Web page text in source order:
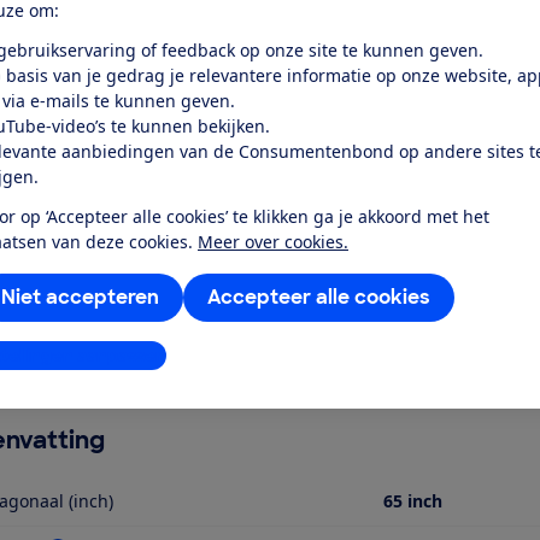
om:
of feedback op onze site te kunnen geven.
basis van je gedrag je relevantere informatie op onze website,
e-mails te kunnen geven.
video’s te kunnen bekijken.
aanbiedingen van de Consumentenbond op andere sites
op ‘Accepteer alle cookies’ te klikken ga je akkoord met het
van deze cookies. Meer over cookies.
Accepteer alle cookies
Niet accepteren
aanpassen
dit product
door de Consumentenbond
65PUS8000/12 is een lcd-led-tv met een
4K schermresolutie (3840 x 2160 pixels) en is geschikt
meer apps voor Netflix en Youtube. Je verbindt de tv met
met een opgegeven totaal vermogen van 20
ingangen (waaronder een HDMI-ARC/eARC ingang) en 2
geluidsuitgang (Toslink) en een 3,5 mm koptelefoon
aansluiten. De tv wordt geleverd met voet en heeft
totale gewicht van de tv is 15,4 kg. Verder is deze
(inch) 65 inch